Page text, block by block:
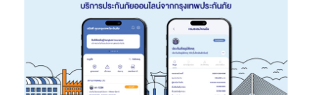
โชว์รูมสยามพารากอน โทร. 02-610-9441
โชว์รูมไอคอนสยาม 02-117-4666
เว็บไซต์: http://Thailand.Maserati.com/